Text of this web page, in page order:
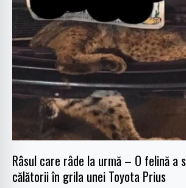
Râsul care râde la urmă – O felină a
călătorii în grila unei Toyota Prius
Râsul
care
râde
la
urmă
–
O
supraviețuit
unei
călătorii